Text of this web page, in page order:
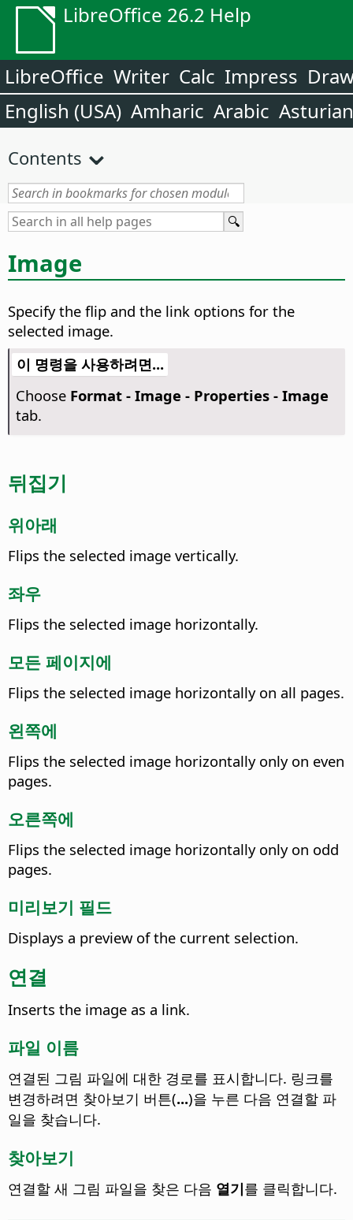
LibreOffice 26.2 Help
LibreOffice Writer Calc Impress
English (USA) Amharic Arabic Asturian
Contents
Image
Specify the flip and the link options for the
selected image.
이 명령을 사용하려면...
Choose Format - Image - Properties - Image
tab.
뒤집기
위아래
Flips the selected image vertically.
좌우
Flips the selected image horizontally.
모든 페이지에
Flips the selected image horizontally on all pages.
왼쪽에
Flips the selected image horizontally only on even
pages.
오른쪽에
Flips the selected image horizontally only on odd
pages.
미리보기 필드
Displays a preview of the current selection.
연결
Inserts the image as a link.
파일 이름
연결된 그림 파일에 대한 경로를 표시합니다. 링크를
변경하려면 찾아보기 버튼(...)을 누른 다음 연결할 파
일을 찾습니다.
찾아보기
연결할 새 그림 파일을 찾은 다음 열기를 클릭합니다.